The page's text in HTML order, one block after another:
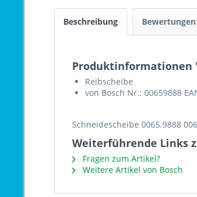
Beschreibung Bewertungen
Produktinformationen
Reibscheibe
von Bosch Nr.: 00659888
Schneidescheibe 0065.9888
Weiterführende Links
Fragen zum Artikel?
Weitere Artikel von Bosch